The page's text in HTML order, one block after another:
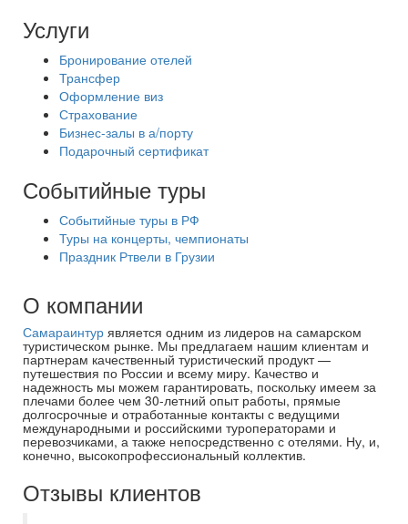
Услуги
Бронирование отелей
Трансфер
Оформление виз
Страхование
Бизнес-залы в а/порту
Подарочный сертификат
Событийные туры
Событийные туры в РФ
Туры на концерты, чемпионаты
Праздник Ртвели в Грузии
О компании
Самараинтур является одним из лидеров на самарском
туристическом рынке. Мы предлагаем нашим клиентам и
партнерам качественный туристический продукт —
путешествия по России и всему миру. Качество и
надежность мы можем гарантировать, поскольку имеем за
плечами более чем 30-летний опыт работы, прямые
долгосрочные и отработанные контакты с ведущими
международными и российскими туроператорами и
перевозчиками, а также непосредственно с отелями. Ну, и,
конечно, высокопрофессиональный коллектив.
Отзывы клиентов